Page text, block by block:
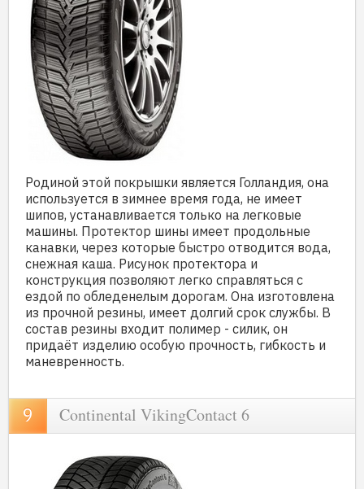
Родиной этой покрышки является Голландия, она
используется в зимнее время года, не имеет
шипов, устанавливается только на легковые
машины. Протектор шины имеет продольные
канавки, через которые быстро отводится вода,
снежная каша. Рисунок протектора и
конструкция позволяют легко справляться с
ездой по обледенелым дорогам. Она изготовлена
из прочной резины, имеет долгий срок службы. В
состав резины входит полимер - силик, он
придаёт изделию особую прочность, гибкость и
маневренность.
Continental VikingContact 6